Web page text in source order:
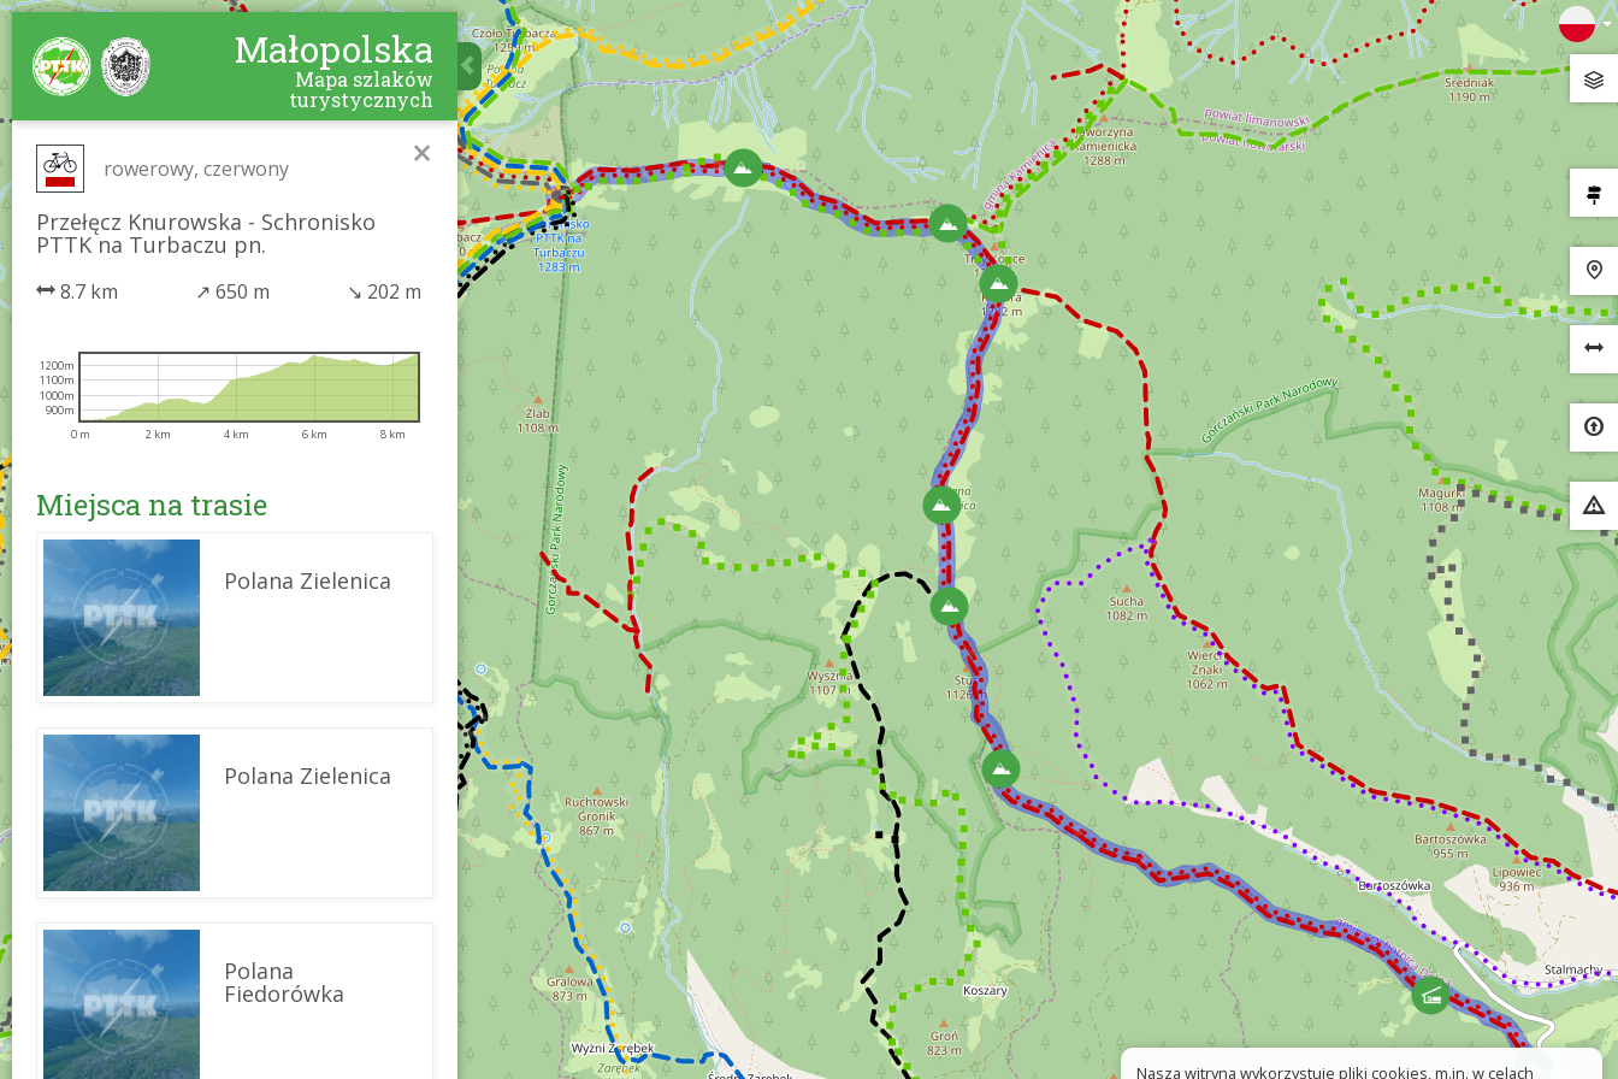
Małopolska
Mapa szlaków
turystycznych
×
rowerowy, czerwony
Przełęcz Knurowska - Schronisko
PTTK na Turbaczu pn.
8.7 km ↗ 650 m ↘ 202 m
0 m 2 km 4 km 6 km 8 km
900m
1000m
1100m
1200m
Miejsca na trasie
Polana Zielenica
Polana Zielenica
Polana
Fiedorówka
Nasza witryna wykorzystuje pliki cookies, m.in. w celach